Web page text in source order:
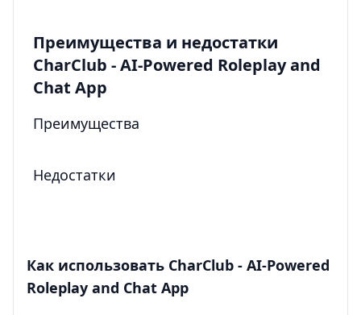
Преимущества и недостатки
CharClub - AI-Powered Roleplay and
Chat App
Преимущества
Недостатки
Как использовать CharClub - AI-Powered
Roleplay and Chat App